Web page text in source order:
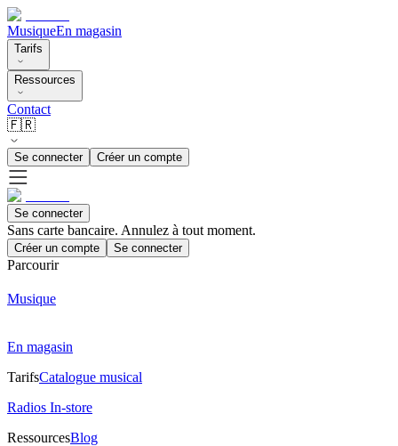
MusiqueEn magasin
Tarifs
Ressources
Contact
🇫🇷
Se connecter Créer un compte
Se connecter
Sans carte bancaire. Annulez à tout moment.
Créer un compte Se connecter
Parcourir
Musique
En magasin
TarifsCatalogue musical
Radios In-store
RessourcesBlog